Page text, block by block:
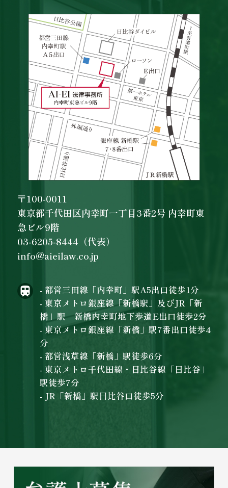
〒100-0011
東京都千代田区内幸町一丁目3番2号 内幸町東
急ビル9階
03-6205-8444（代表）
info@aieilaw.co.jp
- 都営三田線「内幸町」駅A5出口徒歩1分
- 東京メトロ銀座線「新橋駅」及びJR「新
橋」駅 新橋内幸町地下歩道E出口徒歩2分
- 東京メトロ銀座線「新橋」駅7番出口徒歩4
分
- 都営浅草線「新橋」駅徒歩6分
- 東京メトロ千代田線・日比谷線「日比谷」
駅徒歩7分
- JR「新橋」駅日比谷口徒歩5分